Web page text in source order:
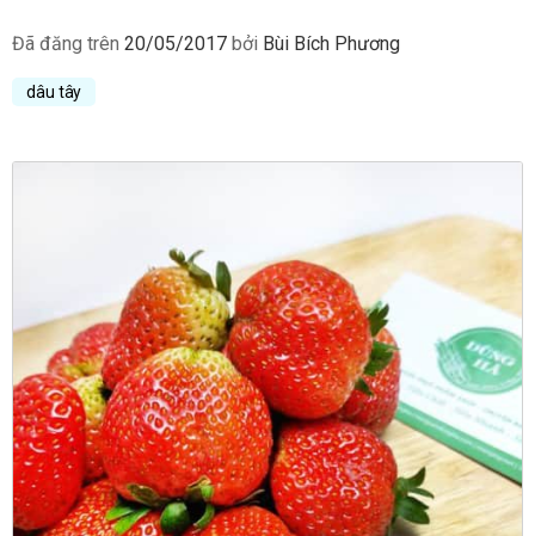
Đã đăng trên 20/05/2017 bởi Bùi Bích Phương
dâu tây